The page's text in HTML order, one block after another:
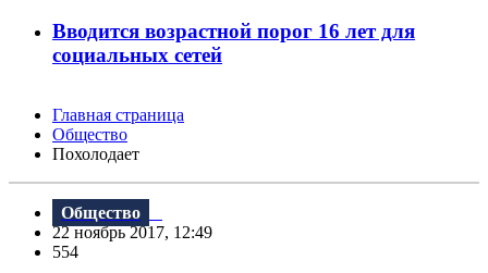
Вводится возрастной порог 16 лет для
социальных сетей
Главная страница
Общество
Похолодает
Общество
22 ноябрь 2017, 12:49
554